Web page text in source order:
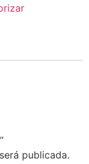
publicada.